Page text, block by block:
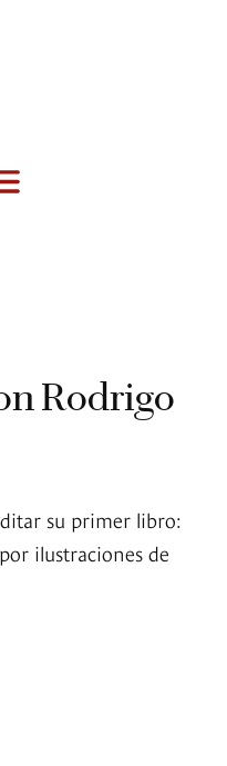
Rodrigo
su primer libro:
ilustraciones de